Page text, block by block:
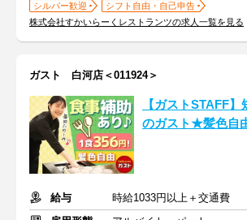
シルバー歓迎
シフト自由・自己申告
株式会社すかいらーくレストランツの求人一覧を見る
ガスト 白河店＜011924＞
【ガストSTAFF
のガスト★髪色自
給与
時給1033円以上＋交通費